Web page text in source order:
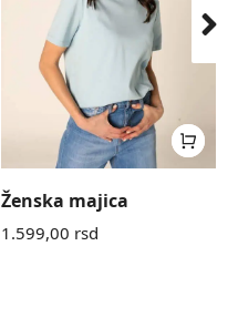
Ženska majica
1.599,00 rsd